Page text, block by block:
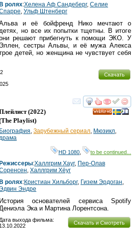
ролях:Хелена Аф Сандеберг, Cелие
Ульф Штенберг
и её бойфренд Нико мечтают о
детях, но все их попытки тщетны. В итоге
решают прибегнуть к помощи ЭКО. У
Эллен, сестры Альвы, и её мужа Алекса
детей, но женщина не чувствует себя
Скачать
смотреть
(2022)
The Playlist)
Биография Зарубежный сериал Мюзикл
драма
HD 1080 to be continued...
:Халлгрим Хауг, Пер-Олав
Халлгрим Хёуг
ролях:Кристиан Хильборг, Гизем Эрдоган
Эндре
История основателей сервиса Spotify
Дениэла Эка и Мартина Лорентсона.
Скачать и Смотреть
Дата выхода фильма:
13.10.2022